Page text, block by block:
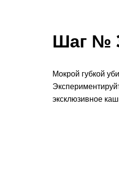
Шаг №
Мокрой губкой
эксклюзивное